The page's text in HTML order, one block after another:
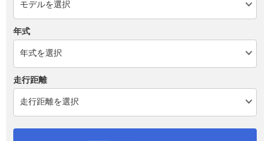
年式
走行距離